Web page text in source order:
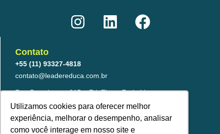
Utilizamos cookies para oferecer melhor
experiência, melhorar o desempenho, analisar
como você interage em nosso site e
n
s
a
g
r
a
m
i
n
i
n
a
c
o
k
Contato
+55 (11) 93327-4818
contato@leadereduca.com.br
Rua Paes Leme, 215 – Ed. Thera Faria Lima
23º and – CNJ 2313 – Pinheiros
São Paulo/SP – 05424-150